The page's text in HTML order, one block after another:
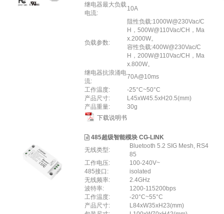
继电器最大负载
电流:
10A
负载参数:
阻性负载:1000W@230Vac/C
H，500W@110Vac/CH，Ma
x.2000W。
容性负载:400W@230Vac/C
H，200W@110Vac/CH，Ma
x.800W。
继电器抗浪涌电
流:
70A@10ms
工作温度:
-25°C~50°C
产品尺寸:
L45xW45.5xH20.5(mm)
产品重量:
30g
下载说明书
485超级智能模块 CG-LINK
无线类型:
Bluetooth 5.2 SIG Mesh, RS4
85
工作电压:
100-240V~
485接口:
isolated
无线频率:
2.4GHz
波特率:
1200-115200bps
工作温度:
-20°C~55°C
产品尺寸:
L84xW35xH23(mm)